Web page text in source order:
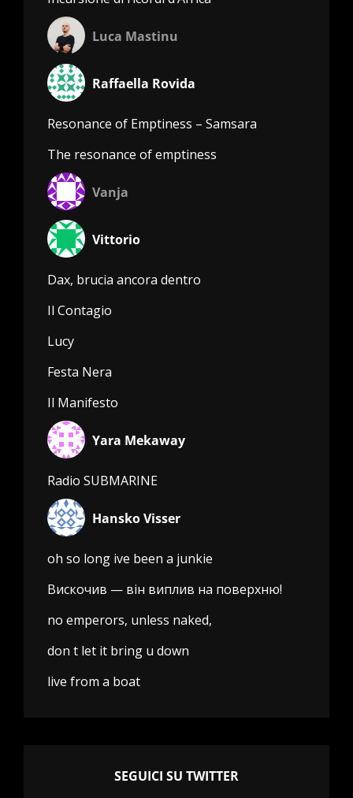
Luca Mastinu
Raffaella Rovida
Resonance of Emptiness – Samsara
The resonance of emptiness
Vanja
Vittorio
Dax, brucia ancora dentro
Il Contagio
Lucy
Festa Nera
Il Manifesto
Yara Mekaway
Radio SUBMARINE
Hansko Visser
oh so long ive been a junkie
Вискочив — він виплив на поверхню!
no emperors, unless naked,
don t let it bring u down
live from a boat
SEGUICI SU TWITTER